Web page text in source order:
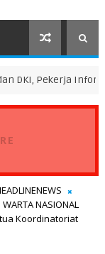
Informal Sektor
WARTA NASIONAL
Koordinatoriat